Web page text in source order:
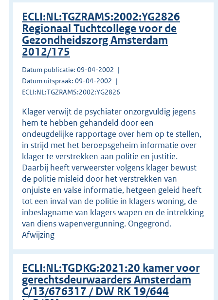
ECLI:NL:TGZRAMS:2002:YG2826
Regionaal Tuchtcollege voor de
Gezondheidszorg Amsterdam
2012/175
Datum publicatie: 09-04-2002
Datum uitspraak: 09-04-2002
ECLI:NL:TGZRAMS:2002:YG2826
Klager verwijt de psychiater onzorgvuldig jegens
hem te hebben gehandeld door een
ondeugdelijke rapportage over hem op te stellen,
in strijd met het beroepsgeheim informatie over
klager te verstrekken aan politie en justitie.
Daarbij heeft verweerster volgens klager bewust
de politie misleid door het verstrekken van
onjuiste en valse informatie, hetgeen geleid heeft
tot een inval van de politie in klagers woning, de
inbeslagname van klagers wapen en de intrekking
van diens wapenvergunning. Ongegrond.
Afwijzing
ECLI:NL:TGDKG:2021:20 kamer voor
gerechtsdeurwaarders Amsterdam
C/13/676317 / DW RK 19/644